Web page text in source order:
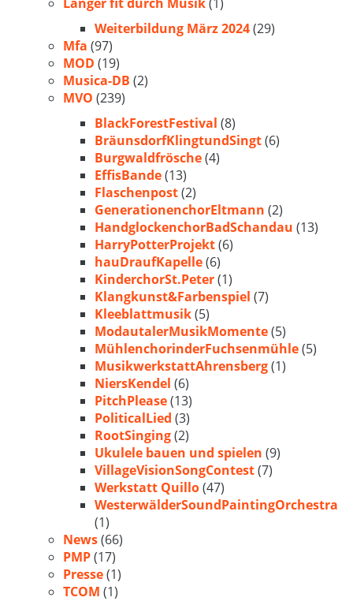
Weiterbildung März 2024(29)
Mfa (97)
MOD (19)
Musica-DB (2)
MVO (239)
BlackForestFestival (8)
BräunsdorfKlingtundSingt(6)
Burgwaldfrösche(4)
EffisBande(13)
Flaschenpost(2)
GenerationenchorEltmann (2)
HandglockenchorBadSchandau (13)
HarryPotterProjekt(6)
hauDraufKapelle(6)
KinderchorSt.Peter(1)
Klangkunst&Farbenspiel (7)
Kleeblattmusik(5)
ModautalerMusikMomente(5)
MühlenchorinderFuchsenmühle(5)
MusikwerkstattAhrensberg(1)
NiersKendel (6)
PitchPlease(13)
PoliticalLied (3)
RootSinging(2)
Ukulele bauen und spielen (9)
VillageVisionSongContest(7)
Werkstatt Quillo(47)
WesterwälderSoundPaintingOrchestra
(1)
News(66)
PMP(17)
Presse(1)
TCOM (1)